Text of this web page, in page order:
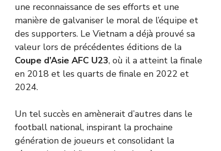
une reconnaissance de ses efforts et une
manière de galvaniser le moral de l’équipe et
des supporters. Le Vietnam a déjà prouvé sa
valeur lors de précédentes éditions de la
Coupe d’Asie AFC U23, où il a atteint la finale
en 2018 et les quarts de finale en 2022 et
2024.
Un tel succès en amènerait d’autres dans le
football national, inspirant la prochaine
génération de joueurs et consolidant la